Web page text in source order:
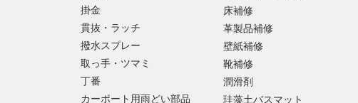
掛金
貫抜・ラッチ
撥水スプレー
取っ手・ツマミ
丁番
カーポート用雨どい部品
床補修
革製品補修
壁紙補修
靴補修
潤滑剤
珪藻土バスマット